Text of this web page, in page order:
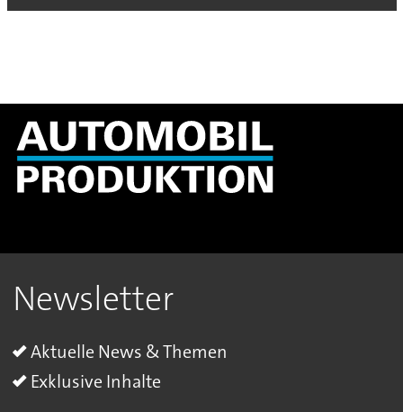
Newsletter
Aktuelle News & Themen
Exklusive Inhalte